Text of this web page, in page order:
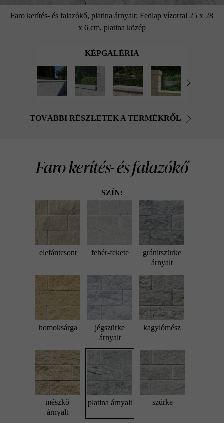
Faro kerítés- és falazókő, platina árnyalt; Fedlap vízorral 25 x 28
x 6 cm, platina közép
KÉPGALÉRIA
TOVÁBBI RÉSZLETEK A TERMÉKRŐL
Faro kerítés- és falazókő
SZÍN:
elefántcsont fehér-fekete
gránitszürke
árnyalt
homoksárga
jégszürke
árnyalt
kagylómész
mészkő
árnyalt
platina árnyalt szürke